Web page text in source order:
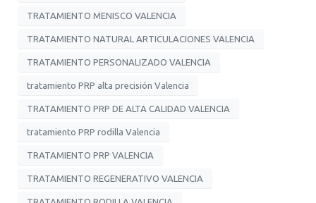
TRATAMIENTO MENISCO VALENCIA
TRATAMIENTO NATURAL ARTICULACIONES VALENCIA
TRATAMIENTO PERSONALIZADO VALENCIA
tratamiento PRP alta precisión Valencia
TRATAMIENTO PRP DE ALTA CALIDAD VALENCIA
tratamiento PRP rodilla Valencia
TRATAMIENTO PRP VALENCIA
TRATAMIENTO REGENERATIVO VALENCIA